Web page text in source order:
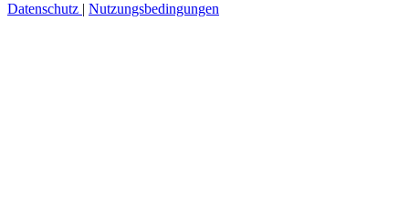
Datenschutz | Nutzungsbedingungen